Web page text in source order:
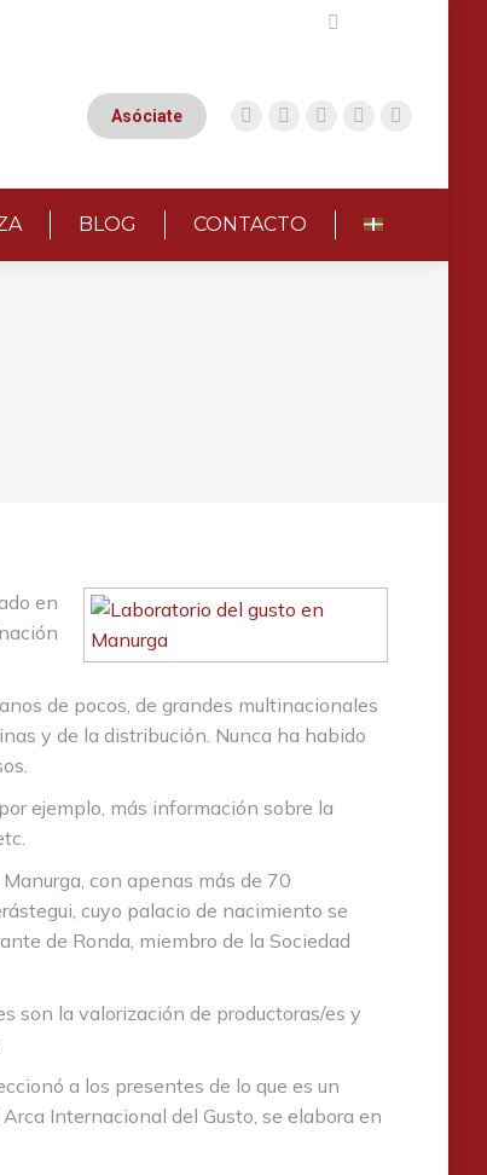
Buscar:
Asóciate
BLOG CONTACTO
en
de pocos, de grandes multinacionales
y de la distribución. Nunca ha habido
ejemplo, más información sobre la
con apenas más de 70
cuyo palacio de nacimiento se
de Ronda, miembro de la Sociedad
son la valorización de productoras/es y
a los presentes de lo que es un
Internacional del Gusto, se elabora en